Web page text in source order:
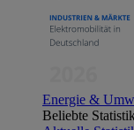
Energie &
Beliebte